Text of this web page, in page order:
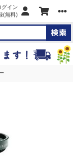
グイン
(無料)